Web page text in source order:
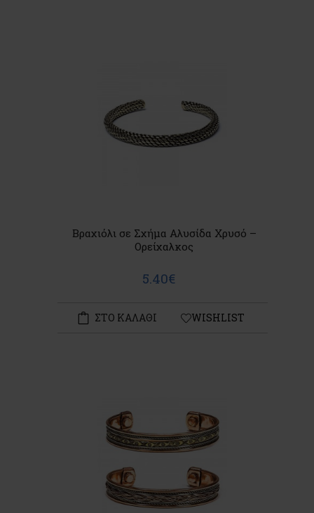
Βραχιόλι σε Σχήμα Αλυσίδα Χρυσό –
Ορείχαλκος
5.40€
ΣΤΟ ΚΑΛΑΘΙ WISHLIST